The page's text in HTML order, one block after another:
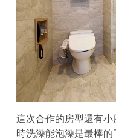
這次合作的房型還有
時洗澡能泡澡是最棒的